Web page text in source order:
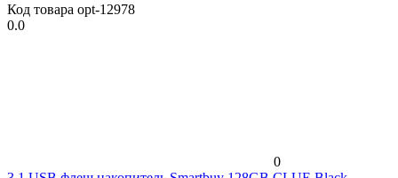
Код товара opt-12978
0.0
0